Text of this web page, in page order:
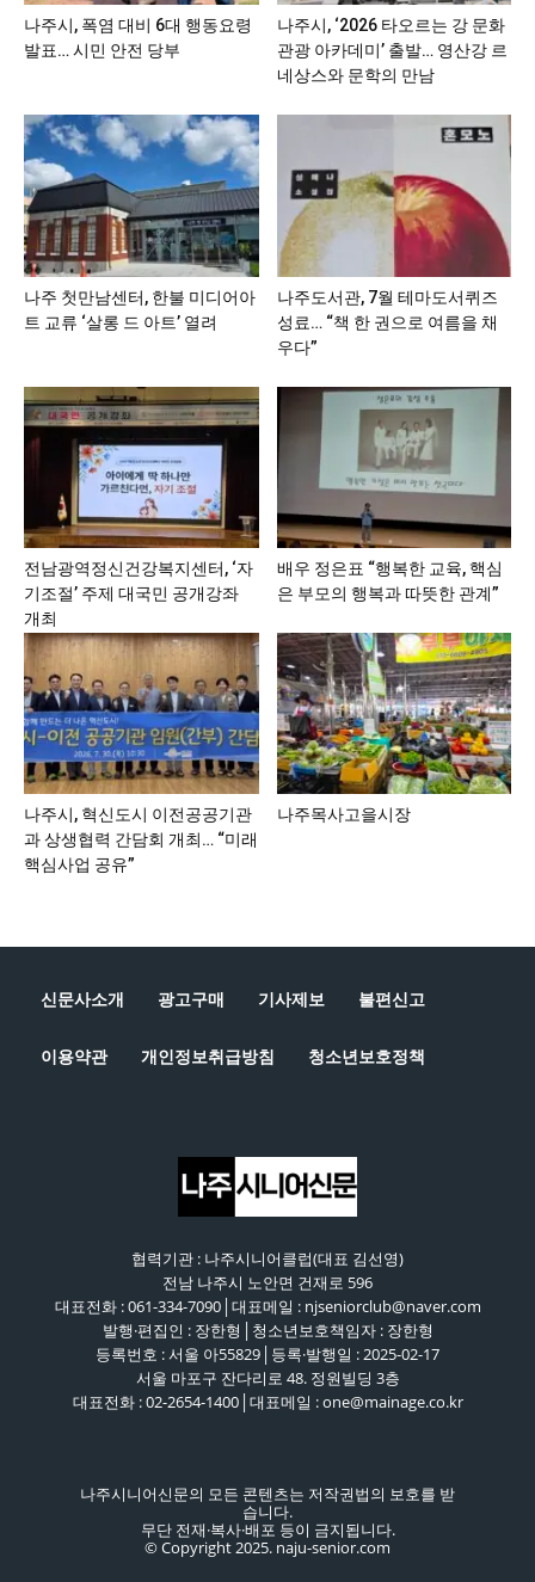
나주시, 폭염 대비 6대 행동요령
발표… 시민 안전 당부
나주시, ‘2026 타오르는 강 문화
관광 아카데미’ 출발… 영산강 르
네상스와 문학의 만남
나주 첫만남센터, 한불 미디어아
트 교류 ‘살롱 드 아트’ 열려
나주도서관, 7월 테마도서퀴즈
성료… “책 한 권으로 여름을 채
우다”
전남광역정신건강복지센터, ‘자
기조절’ 주제 대국민 공개강좌
개최
배우 정은표 “행복한 교육, 핵심
은 부모의 행복과 따뜻한 관계”
나주시, 혁신도시 이전공공기관
과 상생협력 간담회 개최… “미래
핵심사업 공유”
나주목사고을시장
신문사소개 광고구매 기사제보 불편신고
이용약관 개인정보취급방침 청소년보호정책
협력기관 : 나주시니어클럽(대표 김선영)
전남 나주시 노안면 건재로 596
대표전화 : 061-334-7090│대표메일 : njseniorclub@naver.com
발행·편집인 : 장한형│청소년보호책임자 : 장한형
등록번호 : 서울 아55829│등록·발행일 : 2025-02-17
서울 마포구 잔다리로 48. 정원빌딩 3층
대표전화 : 02-2654-1400│대표메일 : one@mainage.co.kr
나주시니어신문의 모든 콘텐츠는 저작권법의 보호를 받
습니다.
무단 전재·복사·배포 등이 금지됩니다.
© Copyright 2025. naju-senior.com